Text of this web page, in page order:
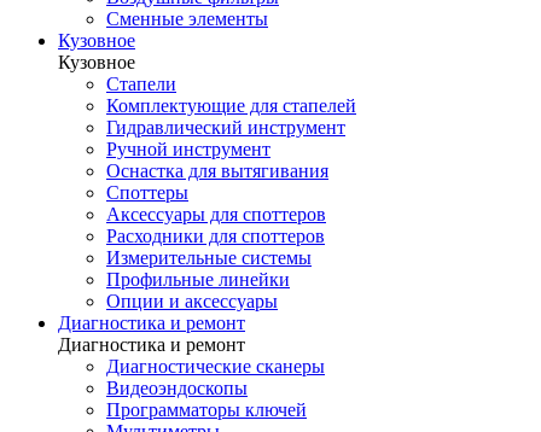
Сменные элементы
Кузовное
Кузовное
Стапели
Комплектующие для стапелей
Гидравлический инструмент
Ручной инструмент
Оснастка для вытягивания
Споттеры
Аксессуары для споттеров
Расходники для споттеров
Измерительные системы
Профильные линейки
Опции и аксессуары
Диагностика и ремонт
Диагностика и ремонт
Диагностические сканеры
Видеоэндоскопы
Программаторы ключей